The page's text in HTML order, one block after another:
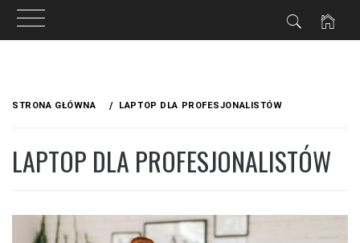
STRONA GŁÓWNA LAPTOP DLA PROFESJONALISTÓW
LAPTOP DLA PROFESJONALISTÓW